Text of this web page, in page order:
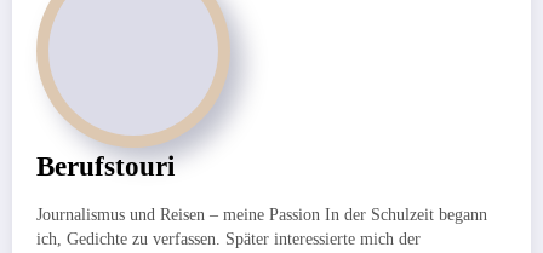
Berufstouri
Journalismus und Reisen – meine Passion In der Schulzeit begann
ich, Gedichte zu verfassen. Später interessierte mich der